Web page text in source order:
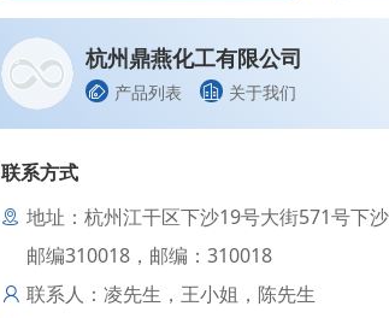
杭州鼎燕化工有限公司
产品列表 关于我们
联系方式
地址：杭州江干区下沙19号大街571号下
邮编310018，邮编：310018
联系人：凌先生，王小姐，陈先生